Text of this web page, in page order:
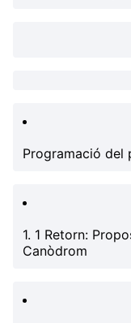
Programació del
1. 1 Retorn:
Canòdrom